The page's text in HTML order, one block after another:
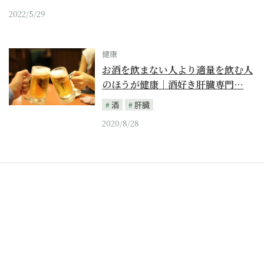
2022/5/29
健康
お酒を飲まない人より適量を飲む人
のほうが健康｜酒好き肝臓専門…
酒
肝臓
2020/8/28